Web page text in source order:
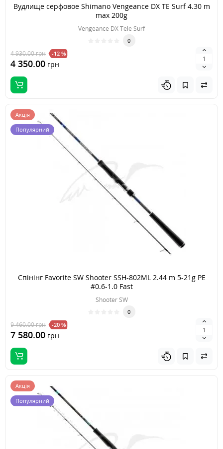
Вудлище серфовое Shimano Vengeance DX TE Surf 4.30 m
max 200g
Vengeance DX Tele Surf
0
4 930.00грн -12 %
4 350.00 грн
Акція
Популярний
Спінінг Favorite SW Shooter SSH-802ML 2.44 m 5-21g PE
#0.6-1.0 Fast
Shooter SW
0
9 460.00грн -20 %
7 580.00 грн
Акція
Популярний